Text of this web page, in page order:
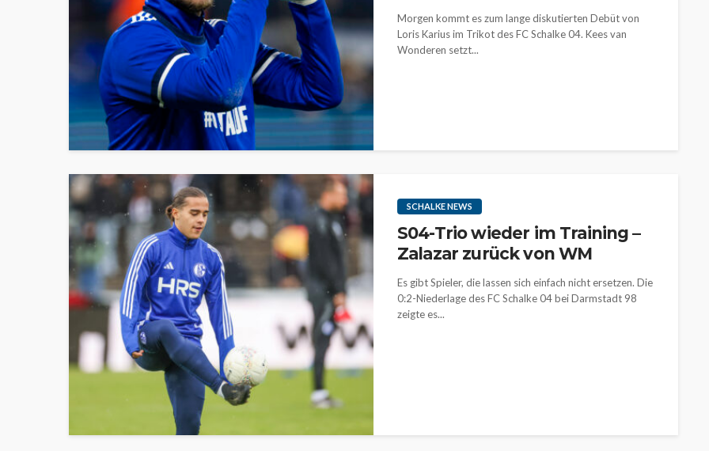
Morgen kommt es zum lange diskutierten Debüt von
Loris Karius im Trikot des FC Schalke 04. Kees van
Wonderen setzt...
SCHALKE NEWS
S04-Trio wieder im Training –
Zalazar zurück von WM
Es gibt Spieler, die lassen sich einfach nicht ersetzen. Die
0:2-Niederlage des FC Schalke 04 bei Darmstadt 98
zeigte es...